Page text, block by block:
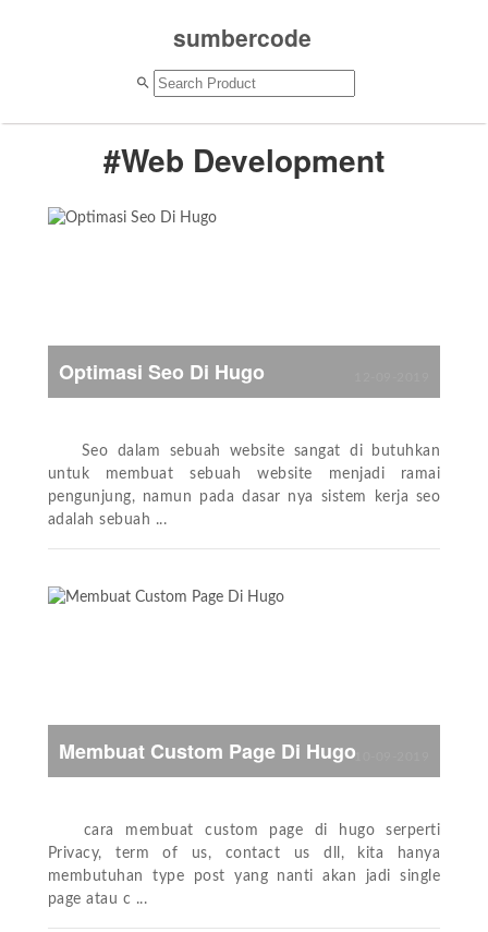
sumbercode
#Web Development
Optimasi Seo Di Hugo
Seo dalam sebuah website sangat di butuhkan
untuk membuat sebuah website menjadi ramai
pengunjung, namun pada dasar nya sistem kerja seo
adalah sebuah ...
Membuat Custom Page Di Hugo10-09-2019
cara membuat custom page di hugo serperti
Privacy, term of us, contact us dll, kita hanya
membutuhan type post yang nanti akan jadi single
page atau c ...